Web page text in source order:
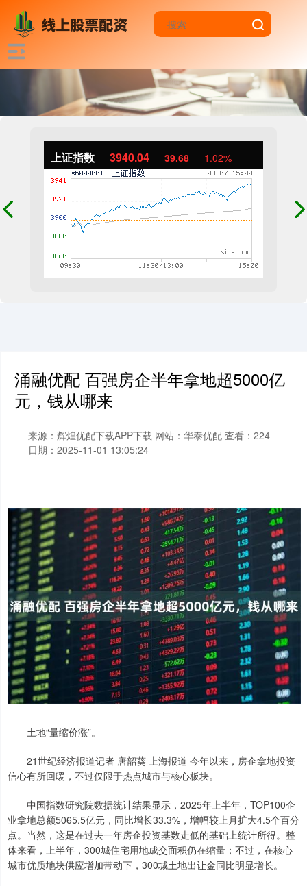
上证指数 3940.04 39.68 1.02%
涌融优配 百强房企半年拿地超5000亿
元，钱从哪来
来源：辉煌优配下载APP下载 网站：华泰优配 查看：224
日期：2025-11-01 13:05:24
土地“量缩价涨”。
21世纪经济报道记者 唐韶葵 上海报道 今年以来，房企拿地投资
信心有所回暖，不过仅限于热点城市与核心板块。
中国指数研究院数据统计结果显示，2025年上半年，TOP100企
业拿地总额5065.5亿元，同比增长33.3%，增幅较上月扩大4.5个百分
点。当然，这是在过去一年房企投资基数走低的基础上统计所得。整
体来看，上半年，300城住宅用地成交面积仍在缩量；不过，在核心
城市优质地块供应增加带动下，300城土地出让金同比明显增长。